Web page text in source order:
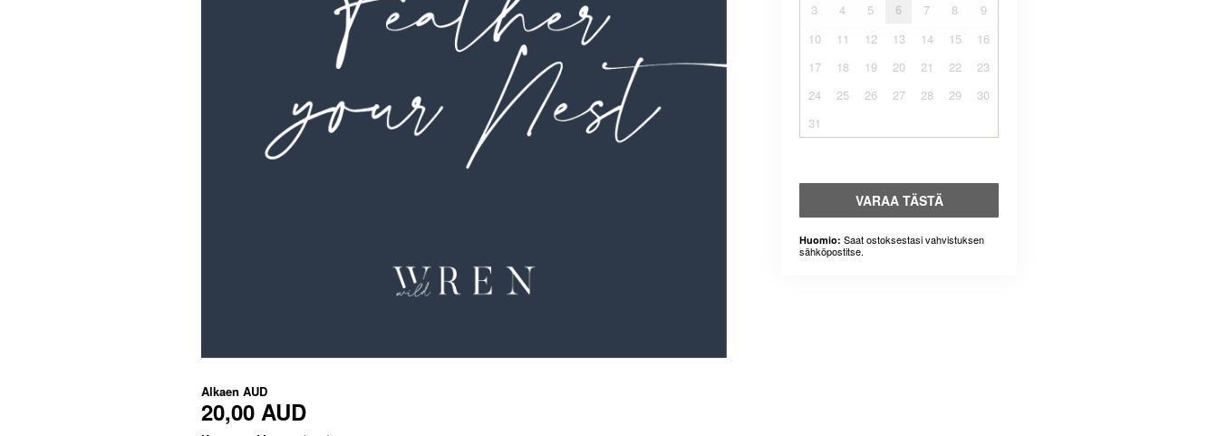
Alkaen AUD
20,00 AUD
3
4 5 6 7 8
9
10
11 12 13 14 15
16
17
18 19 20 21 22
23
24
25 26 27 28 29
30
31
VARAA TÄSTÄ
Huomio: Saat ostoksestasi vahvistuksen
sähköpostitse.